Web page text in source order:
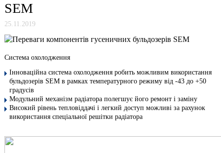
SEM
25.11.2019
Система охолодження
Інноваційна система охолодження робить можливим використання
бульдозерів SEM в рамках температурного режиму від -43 до +50
градусів
Модульний механізм радіатора полегшує його ремонт і заміну
Високий рівень тепловіддачі і легкий доступ можливі за рахунок
використання спеціальної решітки радіатора